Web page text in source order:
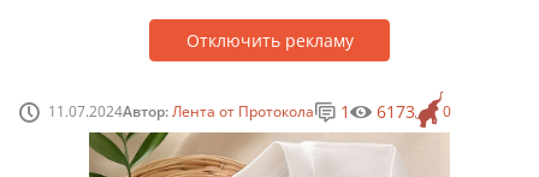
Отключить рекламу
11.07.2024Автор:Лента от Протокола 0
1 6173